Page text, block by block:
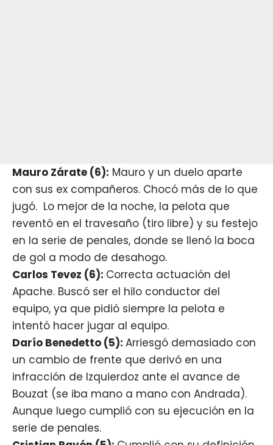
Mauro Zárate (6): Mauro y un duelo aparte
con sus ex compañeros. Chocó más de lo que
jugó. Lo mejor de la noche, la pelota que
reventó en el travesaño (tiro libre) y su festejo
en la serie de penales, donde se llenó la boca
de gol a modo de desahogo.
Carlos Tevez (6): Correcta actuación del
Apache. Buscó ser el hilo conductor del
equipo, ya que pidió siempre la pelota e
intentó hacer jugar al equipo.
Darío Benedetto (5): Arriesgó demasiado con
un cambio de frente que derivó en una
infracción de Izquierdoz ante el avance de
Bouzat (se iba mano a mano con Andrada).
Aunque luego cumplió con su ejecución en la
serie de penales.